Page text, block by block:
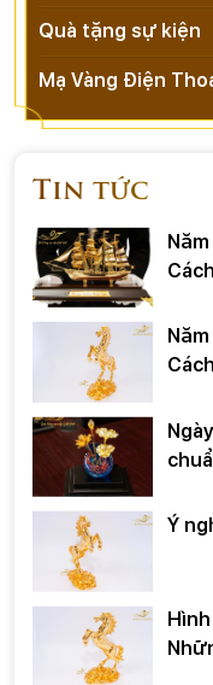
Quà tặng sự kiện
Mạ Vàng Điện
Tin tức
Ý